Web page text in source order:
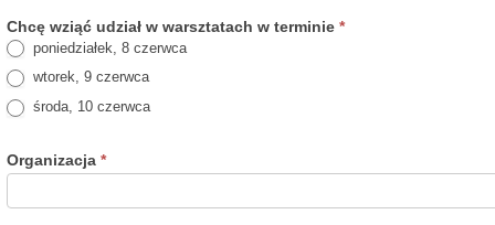
Chcę wziąć udział w warsztatach w terminie *
poniedziałek, 8 czerwca
wtorek, 9 czerwca
środa, 10 czerwca
Organizacja *